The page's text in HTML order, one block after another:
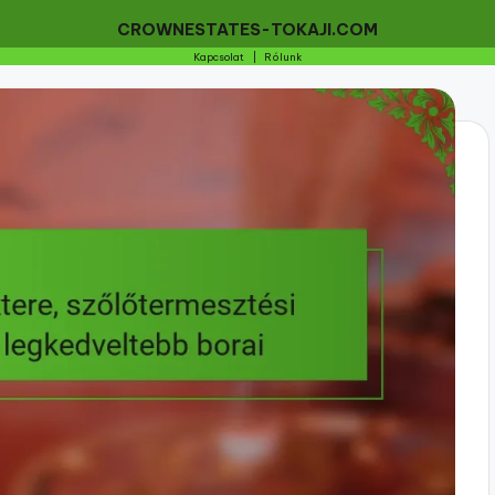
CROWNESTATES-TOKAJI.COM
Kapcsolat Rólunk